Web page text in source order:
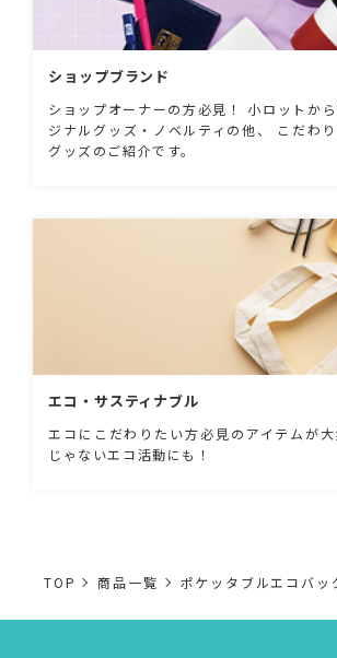
ショップブランド
ショップオーナーの方必見！ 小ロットか
ジナルグッズ・ノベルティの他、 こだわ
グッズのご紹介です。
エコ・サスティナブル
エコにこだわりたい方必見のアイテムが
じゃないエコ活動にも！
TOP 商品一覧 ポケッタブルエコバッ